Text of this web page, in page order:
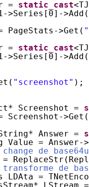
= static_cast
>Series[0]-
PageStats->Get(
= static_cast
>Series[0]-
"screenshot" );
Screenshot =
Screenshot->Get(
Answer =
Value = Answer-
de
=
de
LDAta =